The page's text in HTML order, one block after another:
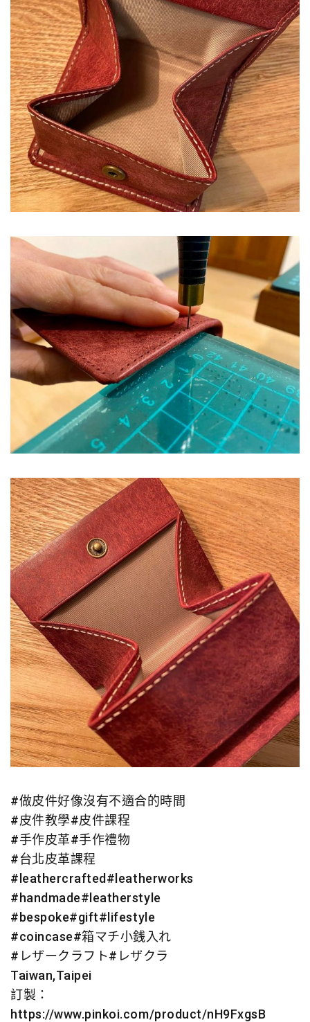
#做皮件好像沒有不適合的時間
#皮件教學#皮件課程
#手作皮革#手作禮物
#台北皮革課程
#leathercrafted#leatherworks
#handmade#leatherstyle
#bespoke#gift#lifestyle
#coincase#箱マチ小銭入れ
# レザークラフト# レザクラ
Taiwan,Taipei
訂製：
https://www.pinkoi.com/product/nH9FxgsB